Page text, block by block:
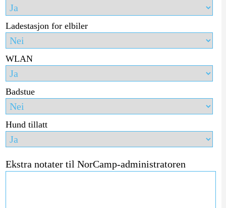
Ladestasjon for elbiler
WLAN
Badstue
Hund tillatt
Ekstra notater til NorCamp-administratoren